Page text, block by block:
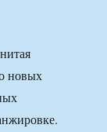
новых